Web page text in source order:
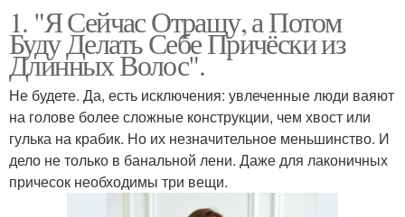
1. "Я Сейчас Отращу, а Потом
Буду Делать Себе Причёски из
Длинных Волос".
Не будете. Да, есть исключения: увлеченные люди ваяют
на голове более сложные конструкции, чем хвост или
гулька на крабик. Но их незначительное меньшинство. И
дело не только в банальной лени. Даже для лаконичных
причесок необходимы три вещи.